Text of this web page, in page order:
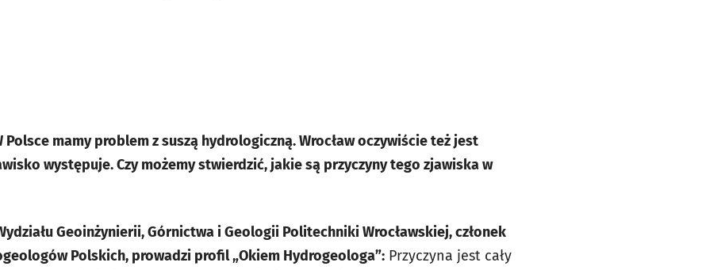
Polsce mamy problem z suszą hydrologiczną. Wrocław oczywiście też jest
występuje. Czy możemy stwierdzić, jakie są przyczyny tego zjawiska w
Geoinżynierii, Górnictwa i Geologii Politechniki Wrocławskiej, członek
Polskich, prowadzi profil „Okiem Hydrogeologa”: Przyczyna jest cały